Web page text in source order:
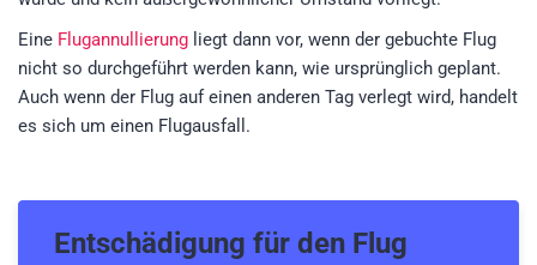
Eine Flugannullierung liegt dann vor, wenn der gebuchte Flug
nicht so durchgeführt werden kann, wie ursprünglich geplant.
Auch wenn der Flug auf einen anderen Tag verlegt wird, handelt
es sich um einen Flugausfall.
Entschädigung für den Flug